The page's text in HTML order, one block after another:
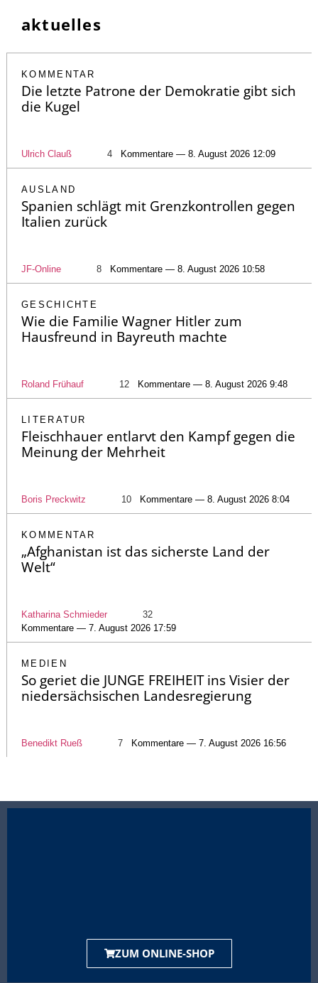
aktuelles
KOMMENTAR
Die letzte Patrone der Demokratie gibt sich
die Kugel
Ulrich Clauß 4 Kommentare — 8. August 2026 12:09
AUSLAND
Spanien schlägt mit Grenzkontrollen gegen
Italien zurück
JF-Online 8 Kommentare — 8. August 2026 10:58
GESCHICHTE
Wie die Familie Wagner Hitler zum
Hausfreund in Bayreuth machte
Roland Frühauf 12 Kommentare — 8. August 2026 9:48
LITERATUR
Fleischhauer entlarvt den Kampf gegen die
Meinung der Mehrheit
Boris Preckwitz 10 Kommentare — 8. August 2026 8:04
KOMMENTAR
„Afghanistan ist das sicherste Land der
Welt“
Katharina Schmieder
32
Kommentare — 7. August 2026 17:59
MEDIEN
So geriet die JUNGE FREIHEIT ins Visier der
niedersächsischen Landesregierung
Benedikt Rueß 7 Kommentare — 7. August 2026 16:56
ZUM ONLINE-SHOP